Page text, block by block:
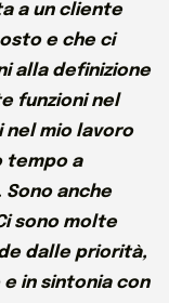
a un cliente
e che ci
alla definizione
funzioni nel
nel mio lavoro
tempo a
anche
sono molte
dalle priorità,
in sintonia con